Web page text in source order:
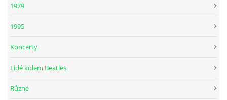
1979
1995
Koncerty
Lidé kolem Beatles
Různé